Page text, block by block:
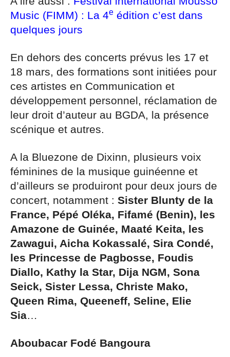
Music (FIMM) : La 4e édition c’est dans
quelques jours
En dehors des concerts prévus les 17 et
18 mars, des formations sont initiées pour
ces artistes en Communication et
développement personnel, réclamation de
leur droit d’auteur au BGDA, la présence
scénique et autres.
A la Bluezone de Dixinn, plusieurs voix
féminines de la musique guinéenne et
d’ailleurs se produiront pour deux jours de
concert, notamment : Sister Blunty de la
France, Pépé Oléka, Fifamé (Benin), les
Amazone de Guinée, Maaté Keita, les
Zawagui, Aicha Kokassalé, Sira Condé,
les Princesse de Pagbosse, Foudis
Diallo, Kathy la Star, Dija NGM, Sona
Seick, Sister Lessa, Christe Mako,
Queen Rima, Queeneff, Seline, Elie
Sia…
Aboubacar Fodé Bangoura